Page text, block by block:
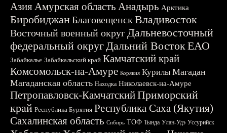
АзияАмурская область Анадырь Арктика
БиробиджанБлаговещенскВладивосток
Восточный военный округДальневосточный
федеральный округДальний ВостокЕАО
Забайкалье Забайкальский край Камчатский край
Комсомольск-на-Амуре Корякия Курилы Магадан
Магаданская область Находка Николаевск-на-Амуре
Петропавловск-КамчатскийПриморский
край Республика Бурятия Республика Саха (Якутия)
Сахалинская область Сибирь ТОФ Тында Улан-Удэ Уссурийск